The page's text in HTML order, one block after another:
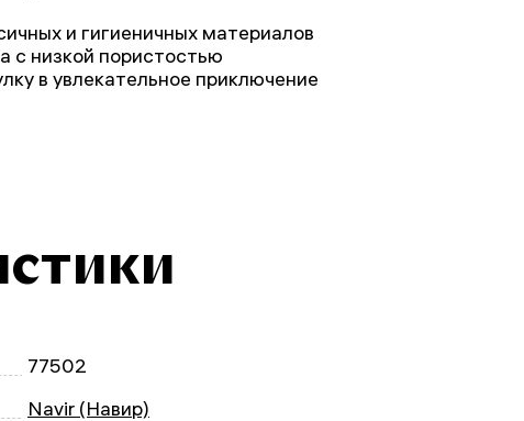
и гигиеничных материалов
с низкой пористостью
в увлекательное приключение
77502
Navir (Навир)